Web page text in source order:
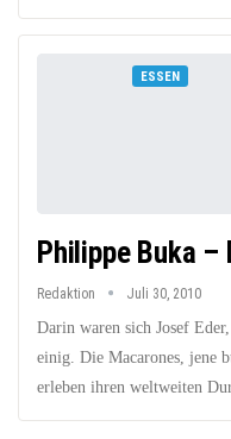
ESSEN
Philippe Buka –
Redaktion Juli 30, 2010
Darin waren sich Josef
einig. Die Macarones, jene
erleben ihren weltweiten